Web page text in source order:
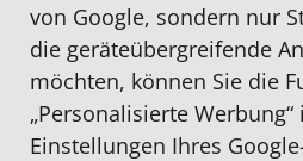
von Google, sondern nur
die geräteübergreifende
möchten, können Sie die
„Personalisierte Werbung“
Einstellungen Ihres